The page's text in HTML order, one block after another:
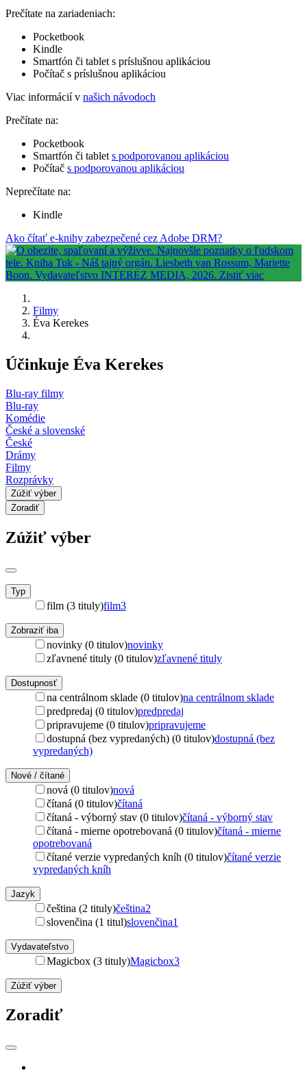
Prečítate na zariadeniach:
Pocketbook
Kindle
Smartfón či tablet s príslušnou aplikáciou
Počítač s príslušnou aplikáciou
Viac informácií v našich návodoch
Prečítate na:
Pocketbook
Smartfón či tablet s podporovanou aplikáciou
Počítač s podporovanou aplikáciou
Neprečítate na:
Kindle
Ako čítať e-knihy zabezpečené cez Adobe DRM?
Filmy
Éva Kerekes
Účinkuje Éva Kerekes
Blu-ray filmy
Blu-ray
Komédie
České a slovenské
České
Drámy
Filmy
Rozprávky
Zúžiť výber
Zoradiť
Zúžiť výber
Typ
film (3 tituly)film3
Zobraziť iba
novinky (0 titulov)novinky
zľavnené tituly (0 titulov)zľavnené tituly
Dostupnosť
na centrálnom sklade (0 titulov)na centrálnom sklade
predpredaj (0 titulov)predpredaj
pripravujeme (0 titulov)pripravujeme
dostupná (bez vypredaných) (0 titulov)dostupná (bez
vypredaných)
Nové / čítané
nová (0 titulov)nová
čítaná (0 titulov)čítaná
čítaná - výborný stav (0 titulov)čítaná - výborný stav
čítaná - mierne opotrebovaná (0 titulov)čítaná - mierne
opotrebovaná
čítané verzie vypredaných kníh (0 titulov)čítané verzie
vypredaných kníh
Jazyk
čeština (2 tituly)čeština2
slovenčina (1 titul)slovenčina1
Vydavateľstvo
Magicbox (3 tituly)Magicbox3
Zúžiť výber
Zoradiť